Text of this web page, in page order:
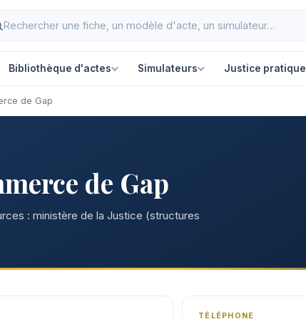
Bibliothèque d'actes Simulateurs Justice pratique
de Gap
de Gap
: ministère de la Justice (structures
TÉLÉPHONE